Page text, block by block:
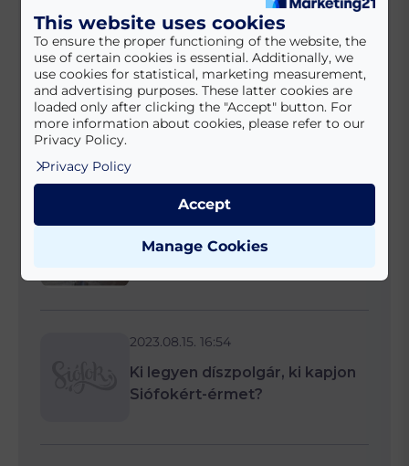
2023.08.13. 15:24
Ide repít a panorámalift: két
kiállítás a Víztorony tetején
2024.10.27. 10:24
Ingyenes temetői buszjáratok
2023.08.15. 16:54
Ki legyen díszpolgár, ki kapjon
Siófokért-érmet?
This website uses cookies
To ensure the proper functioning of the website, the
use of certain cookies is essential. Additionally, we
use cookies for statistical, marketing measurement,
and advertising purposes. These latter cookies are
loaded only after clicking the "Accept" button. For
more information about cookies, please refer to our
Privacy Policy.
Privacy Policy
Manage Cookies
Accept